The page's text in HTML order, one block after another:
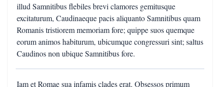
illud Samnitibus flebiles brevi clamores gemitusque
excitaturum, Caudinaeque pacis aliquanto Samnitibus quam
Romanis tristiorem memoriam fore; quippe suos quemque
eorum animos habiturum, ubicumque congressuri sint; saltus
Caudinos non ubique Samnitibus fore.
Iam et Romae sua infamis clades erat. Obsessos primum